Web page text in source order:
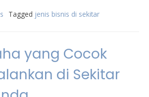
Tagged jenis bisnis di sekitar
yang Cocok
di Sekitar